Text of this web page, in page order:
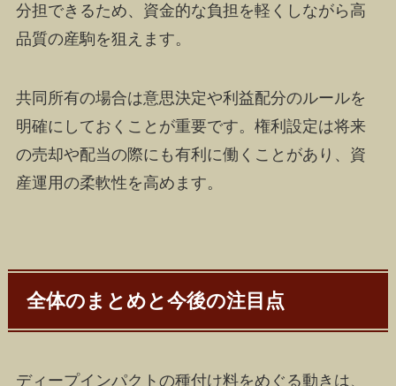
分担できるため、資金的な負担を軽くしながら高
品質の産駒を狙えます。
共同所有の場合は意思決定や利益配分のルールを
明確にしておくことが重要です。権利設定は将来
の売却や配当の際にも有利に働くことがあり、資
産運用の柔軟性を高めます。
全体のまとめと今後の注目点
ディープインパクトの種付け料をめぐる動きは、